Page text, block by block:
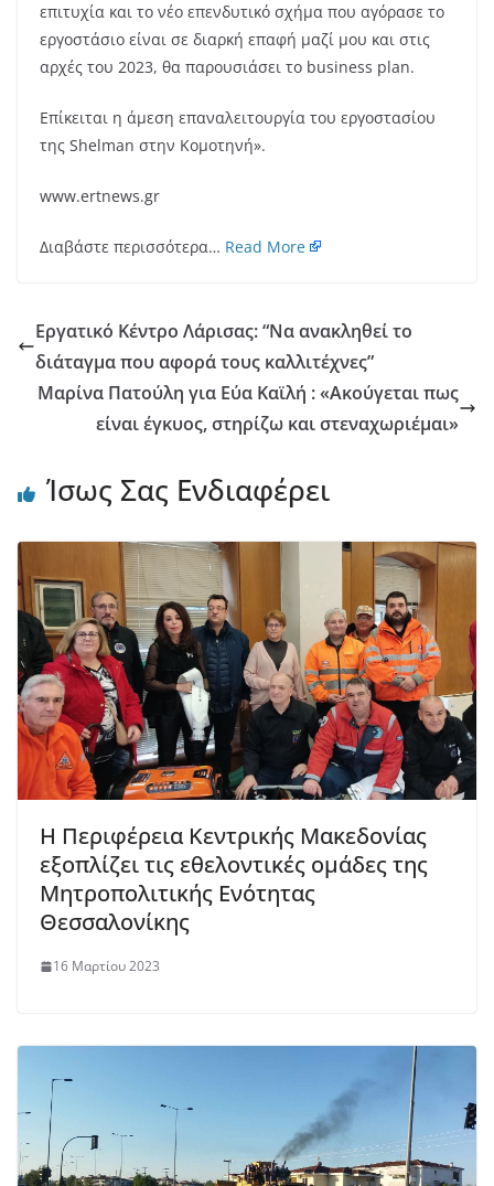
επιτυχία και το νέο επενδυτικό σχήμα που αγόρασε το
εργοστάσιο είναι σε διαρκή επαφή μαζί μου και στις
αρχές του 2023, θα παρουσιάσει το business plan.
Επίκειται η άμεση επαναλειτουργία του εργοστασίου
της Shelman στην Κομοτηνή».
www.ertnews.gr
Διαβάστε περισσότερα… Read More
Εργατικό Κέντρο Λάρισας: “Να ανακληθεί το
διάταγμα που αφορά τους καλλιτέχνες”
Μαρίνα Πατούλη για Εύα Καϊλή : «Ακούγεται πως
είναι έγκυος, στηρίζω και στεναχωριέμαι»
Ίσως Σας Ενδιαφέρει
Η Περιφέρεια Κεντρικής Μακεδονίας
εξοπλίζει τις εθελοντικές ομάδες της
Μητροπολιτικής Ενότητας
Θεσσαλονίκης
16 Μαρτίου 2023